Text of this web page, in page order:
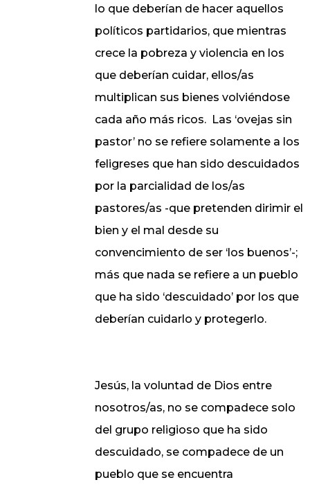
lo que deberían de hacer aquellos
políticos partidarios, que mientras
crece la pobreza y violencia en los
que deberían cuidar, ellos/as
multiplican sus bienes volviéndose
cada año más ricos. Las ‘ovejas sin
pastor’ no se refiere solamente a los
feligreses que han sido descuidados
por la parcialidad de los/as
pastores/as -que pretenden dirimir el
bien y el mal desde su
convencimiento de ser ‘los buenos’-;
más que nada se refiere a un pueblo
que ha sido ‘descuidado’ por los que
deberían cuidarlo y protegerlo.
Jesús, la voluntad de Dios entre
nosotros/as, no se compadece solo
del grupo religioso que ha sido
descuidado, se compadece de un
pueblo que se encuentra